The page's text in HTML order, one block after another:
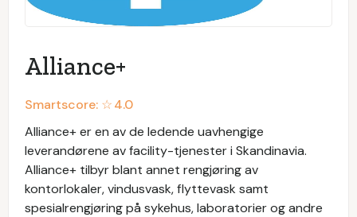
Alliance+
Smartscore: ☆4.0
Alliance+ er en av de ledende uavhengige
leverandørene av facility-tjenester i Skandinavia.
Alliance+ tilbyr blant annet rengjøring av
kontorlokaler, vindusvask, flyttevask samt
spesialrengjøring på sykehus, laboratorier og andre